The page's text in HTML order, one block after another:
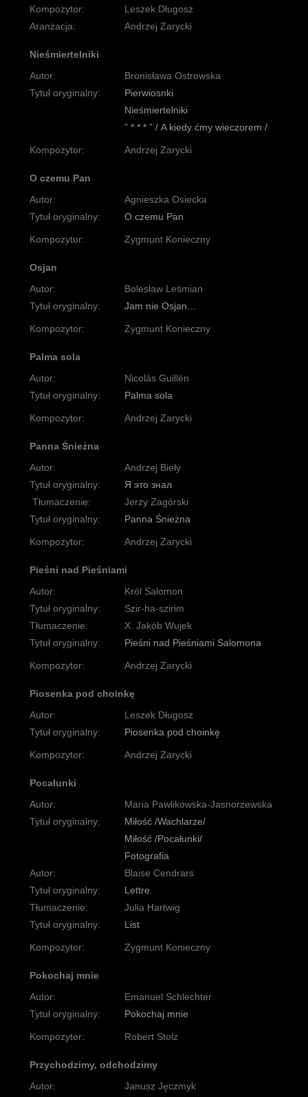
Kompozytor:
Leszek Długosz
Aranżacja:
Andrzej Zarycki
Nieśmiertelniki
Autor:
Bronisława Ostrowska
Tytuł oryginalny:
Pierwiosnki
Nieśmiertelniki
” * * * ” / A kiedy ćmy wieczorem /
Kompozytor: Andrzej Zarycki
O czemu Pan
Autor:
Agnieszka Osiecka
Tytuł oryginalny:
O czemu Pan
Kompozytor: Zygmunt Konieczny
Osjan
Autor:
Bolesław Leśmian
Tytuł oryginalny:
Jam nie Osjan…
Kompozytor: Zygmunt Konieczny
Palma sola
Autor:
Nicolás Guillén
Tytuł oryginalny:
Palma sola
Kompozytor: Andrzej Zarycki
Panna Śnieżna
Autor:
Andrzej Bieły
Tytuł oryginalny:
Я это знал
Tłumaczenie:
Jerzy Zagórski
Tytuł oryginalny:
Panna Śnieżna
Kompozytor: Andrzej Zarycki
Pieśni nad Pieśniami
Autor:
Król Salomon
Tytuł oryginalny:
Szir-ha-szirim
Tłumaczenie:
X. Jakób Wujek
Tytuł oryginalny:
Pieśni nad Pieśniami Salomona
Kompozytor: Andrzej Zarycki
Piosenka pod choinkę
Autor:
Leszek Długosz
Tytuł oryginalny:
Piosenka pod choinkę
Kompozytor: Andrzej Zarycki
Pocałunki
Autor:
Maria Pawlikowska-Jasnorzewska
Tytuł oryginalny:
Miłość /Wachlarze/
Miłość /Pocałunki/
Fotografia
Autor:
Blaise Cendrars
Tytuł oryginalny:
Lettre
Tłumaczenie:
Julia Hartwig
Tytuł oryginalny:
List
Kompozytor: Zygmunt Konieczny
Pokochaj mnie
Autor:
Emanuel Schlechter
Tytuł oryginalny:
Pokochaj mnie
Kompozytor: Robert Stolz
Przychodzimy, odchodzimy
Autor:
Janusz Jęczmyk